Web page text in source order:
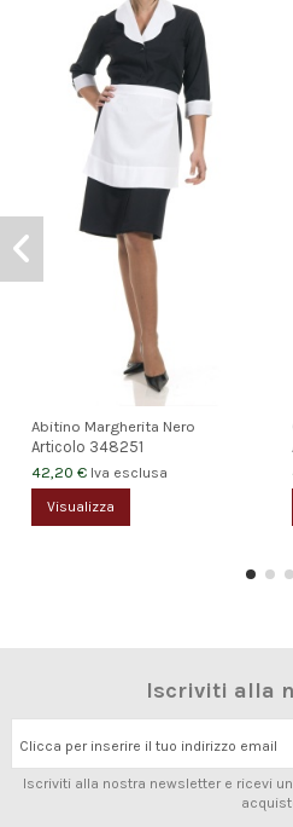
Abitino Margherita Nero
Articolo 348251
42,20 € Iva esclusa
Visualizza
Iscriviti alla
Clicca per inserire il tuo indirizzo email
Iscriviti alla nostra newsletter e ricevi